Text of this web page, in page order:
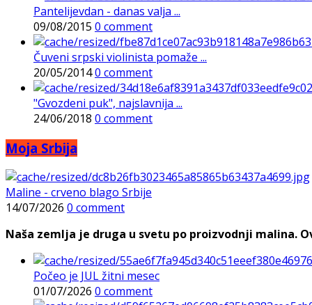
Pantelijevdan - danas valja ...
09/08/2015 0 comment
Čuveni srpski violinista pomaže ...
20/05/20140 comment
"Gvozdeni puk", najslavnija ...
24/06/2018 0 comment
Moja Srbija
Maline - crveno blago Srbije
14/07/2026 0 comment
Naša zemlja je druga u svetu po proizvodnji malina.
Počeo je JUL žitni mesec
01/07/2026 0 comment